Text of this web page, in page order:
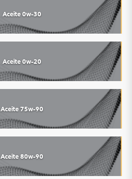
Aceite 0w-30
Aceite 0w-20
Aceite 75w-90
Aceite 80w-90